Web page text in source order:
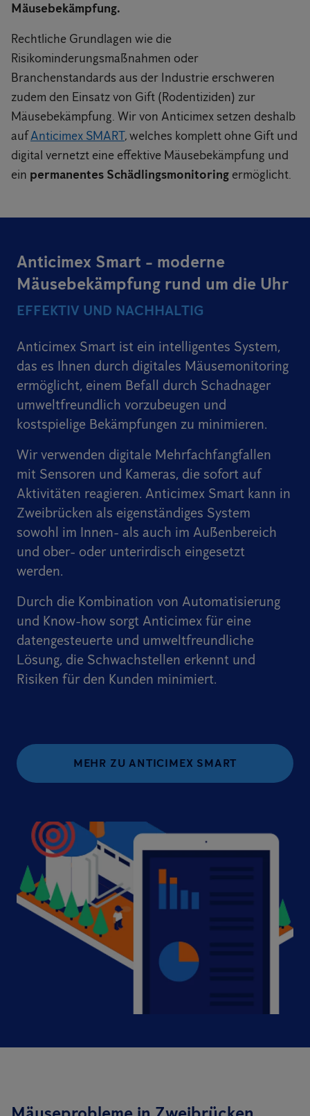
Mäusebekämpfung.
Rechtliche Grundlagen wie die
Risikominderungsmaßnahmen oder
Branchenstandards aus der Industrie erschweren
zudem den Einsatz von Gift (Rodentiziden) zur
Mäusebekämpfung. Wir von Anticimex setzen deshalb
aufAnticimex SMART, welches komplett ohne Gift und
digital vernetzt eine effektive Mäusebekämpfung und
ein permanentes Schädlingsmonitoring ermöglicht.
Anticimex Smart - moderne
Mäusebekämpfung rund um die Uhr
EFFEKTIV UND NACHHALTIG
Anticimex Smart ist ein intelligentes System,
das es Ihnen durch digitales Mäusemonitoring
ermöglicht, einem Befall durch Schadnager
umweltfreundlich vorzubeugen und
kostspielige Bekämpfungen zu minimieren.
Wir verwenden digitale Mehrfachfangfallen
mit Sensoren und Kameras, die sofort auf
Aktivitäten reagieren. Anticimex Smart kann in
Zweibrücken als eigenständiges System
sowohl im Innen- als auch im Außenbereich
und ober- oder unterirdisch eingesetzt
werden.
Durch die Kombination von Automatisierung
und Know-how sorgt Anticimex für eine
datengesteuerte und umweltfreundliche
Lösung, die Schwachstellen erkennt und
Risiken für den Kunden minimiert.
MEHR ZU ANTICIMEX SMART